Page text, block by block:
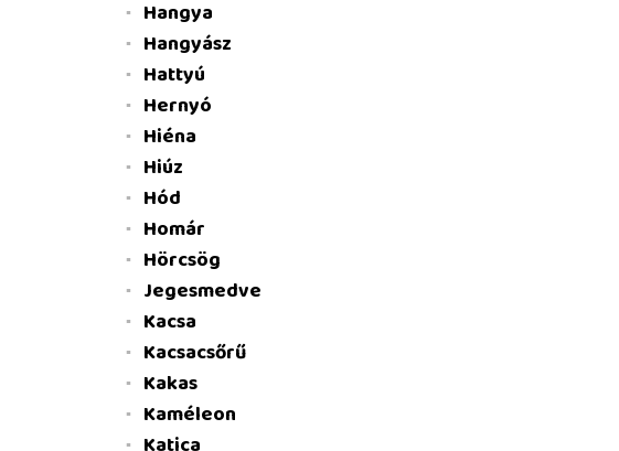
Hangya
Hangyász
Hattyú
Hernyó
Hiéna
Hiúz
Hód
Homár
Hörcsög
Jegesmedve
Kacsa
Kacsacsőrű
Kakas
Kaméleon